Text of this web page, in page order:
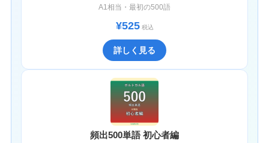
A1相当・最初の500語
¥525税込
詳しく見る
頻出500単語 初心者編